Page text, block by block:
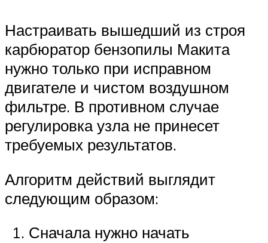
Настраивать вышедший из строя
карбюратор бензопилы Макита
нужно только при исправном
двигателе и чистом воздушном
фильтре. В противном случае
регулировка узла не принесет
требуемых результатов.
Алгоритм действий выглядит
следующим образом:
Сначала нужно начать